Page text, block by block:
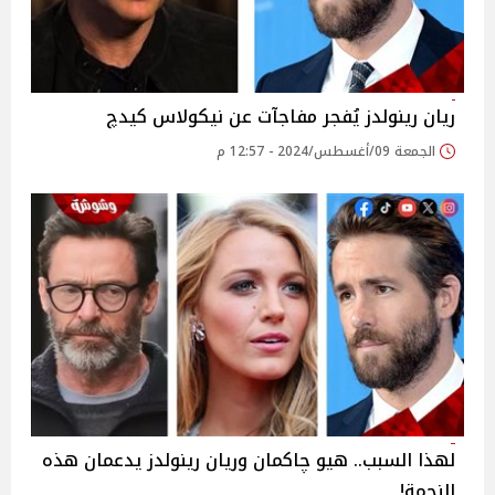
ريان رينولدز يُفجر مفاجآت عن نيكولاس كيدچ
الجمعة 09/أغسطس/2024 - 12:57 م
لهذا السبب.. هيو چاكمان وريان رينولدز يدعمان هذه